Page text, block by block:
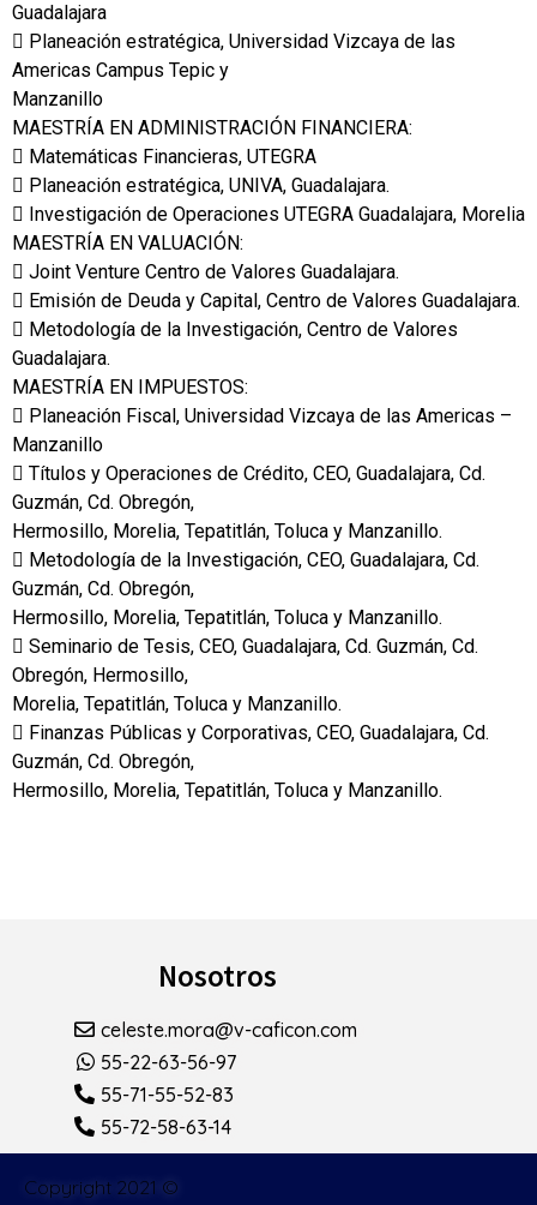
Guadalajara
 Planeación estratégica, Universidad Vizcaya de las
Americas Campus Tepic y
Manzanillo
MAESTRÍA EN ADMINISTRACIÓN FINANCIERA:
 Matemáticas Financieras, UTEGRA
 Planeación estratégica, UNIVA, Guadalajara.
 Investigación de Operaciones UTEGRA Guadalajara, Morelia
MAESTRÍA EN VALUACIÓN:
 Joint Venture Centro de Valores Guadalajara.
 Emisión de Deuda y Capital, Centro de Valores Guadalajara.
 Metodología de la Investigación, Centro de Valores
Guadalajara.
MAESTRÍA EN IMPUESTOS:
 Planeación Fiscal, Universidad Vizcaya de las Americas –
Manzanillo
 Títulos y Operaciones de Crédito, CEO, Guadalajara, Cd.
Guzmán, Cd. Obregón,
Hermosillo, Morelia, Tepatitlán, Toluca y Manzanillo.
 Metodología de la Investigación, CEO, Guadalajara, Cd.
Guzmán, Cd. Obregón,
Hermosillo, Morelia, Tepatitlán, Toluca y Manzanillo.
 Seminario de Tesis, CEO, Guadalajara, Cd. Guzmán, Cd.
Obregón, Hermosillo,
Morelia, Tepatitlán, Toluca y Manzanillo.
 Finanzas Públicas y Corporativas, CEO, Guadalajara, Cd.
Guzmán, Cd. Obregón,
Hermosillo, Morelia, Tepatitlán, Toluca y Manzanillo.
Nosotros
celeste.mora@v-caficon.com
55-22-63-56-97
55-71-55-52-83
55-72-58-63-14
Copyright 2021 ©